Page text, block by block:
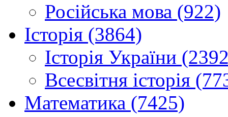
Російська мова (922)
Історія (3864)
Історія України
Всесвітня історія
Математика (7425)